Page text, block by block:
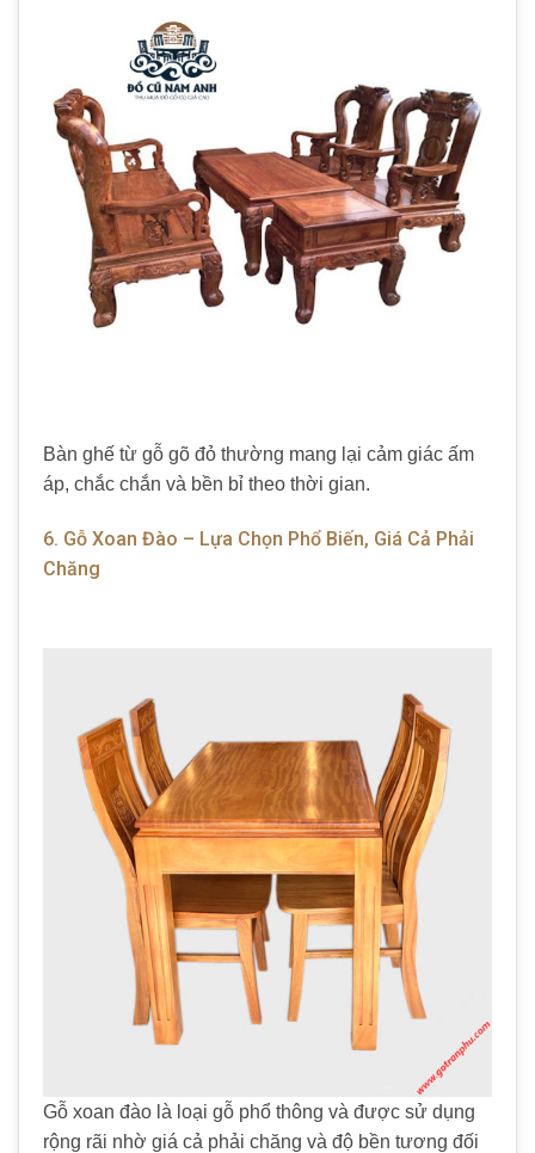
Bàn ghế từ gỗ gõ đỏ thường mang lại cảm giác ấm
áp, chắc chắn và bền bỉ theo thời gian.
6. Gỗ Xoan Đào – Lựa Chọn Phổ Biến, Giá Cả Phải
Chăng
Gỗ xoan đào là loại gỗ phổ thông và được sử dụng
rộng rãi nhờ giá cả phải chăng và độ bền tương đối